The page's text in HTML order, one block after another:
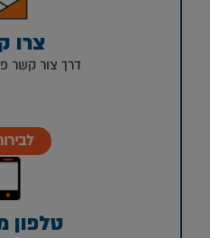
צרו
דרך צור קשר
טלפון